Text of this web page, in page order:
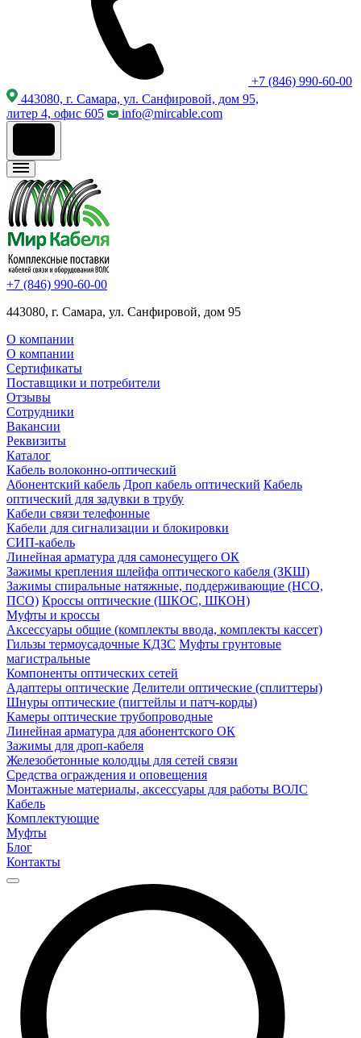
+7 (846) 990-60-00
443080, г. Самара, ул. Санфировой, дом 95,
литер 4, офис 605
info@mircable.com
+7 (846) 990-60-00
443080, г. Самара, ул. Санфировой, дом 95
О компании
О компании
Сертификаты
Поставщики и потребители
Отзывы
Сотрудники
Вакансии
Реквизиты
Каталог
Кабель волоконно-оптический
Абонентский кабель Дроп кабель оптический Кабель
оптический для задувки в трубу
Кабели связи телефонные
Кабели для сигнализации и блокировки
СИП-кабель
Линейная арматура для самонесущего ОК
Зажимы крепления шлейфа оптического кабеля (ЗКШ)
Зажимы спиральные натяжные, поддерживающие (НСО,
ПСО) Кроссы оптические (ШКОС, ШКОН)
Муфты и кроссы
Аксессуары общие (комплекты ввода, комплекты кассет)
Гильзы термоусадочные КДЗС Муфты грунтовые
магистральные
Компоненты оптических сетей
Адаптеры оптические Делители оптические (сплиттеры)
Шнуры оптические (пигтейлы и патч-корды)
Камеры оптические трубопроводные
Линейная арматура для абонентского ОК
Зажимы для дроп-кабеля
Железобетонные колодцы для сетей связи
Средства ограждения и оповещения
Монтажные материалы, аксессуары для работы ВОЛС
Кабель
Комплектующие
Муфты
Блог
Контакты